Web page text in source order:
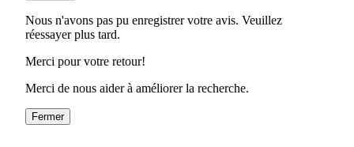
Nous n'avons pas pu enregistrer votre avis. Veuillez
réessayer plus tard.
Merci pour votre retour!
Merci de nous aider à améliorer la recherche.
Fermer